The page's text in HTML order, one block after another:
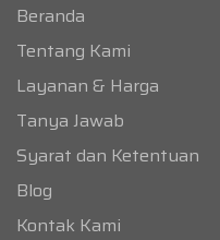
Beranda
Tentang Kami
Layanan & Harga
Tanya Jawab
Syarat dan Ketentuan
Blog
Kontak Kami